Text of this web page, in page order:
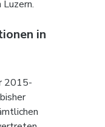
in
2015-